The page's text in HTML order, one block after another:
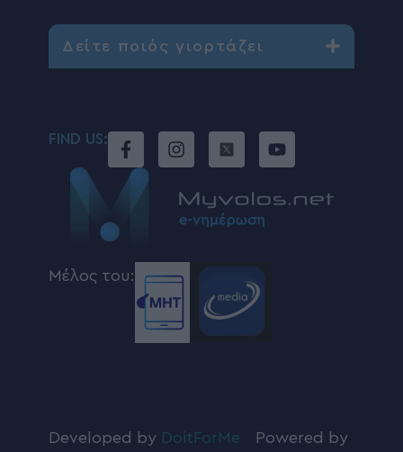
Δείτε ποιός γιορτάζει
FIND US:
Μέλος του:
Developed by DoitForMe Powered by